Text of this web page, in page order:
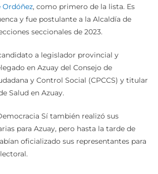
Ordóñez, como primero de la lista. Es
y fue postulante a la Alcaldía de
seccionales de 2023.
a legislador provincial y
en Azuay del Consejo de
y Control Social (CPCCS) y titular
Salud en Azuay.
Sí también realizó sus
para Azuay, pero hasta la tarde de
oficializado sus representantes para